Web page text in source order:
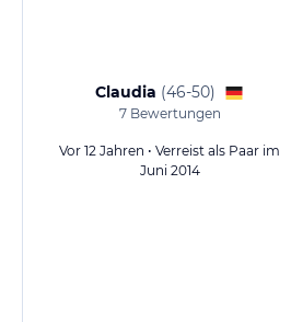
Claudia (46-50)
7Bewertungen
Vor 12 Jahren • Verreist als Paar im
Juni 2014